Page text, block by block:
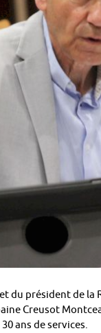
du président de
Creusot
ans de services.